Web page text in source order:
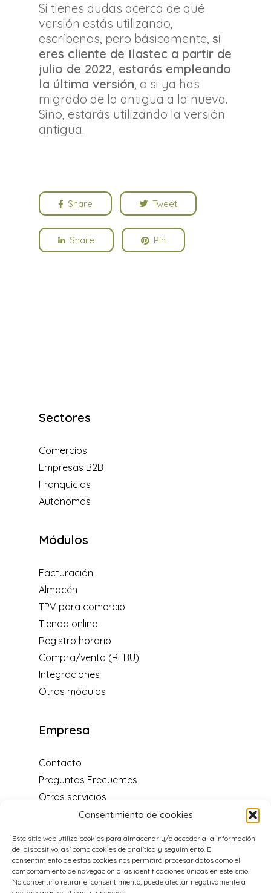
Consentimiento de cookies
Este sitio web utiliza cookies para almacenar y/o acceder a la información
del dispositivo, así como cookies de analítica y seguimiento. El
consentimiento de estas cookies nos permitirá procesar datos como el
comportamiento de navegación o las identificaciones únicas en este sitio.
No consentir o retirar el consentimiento, puede afectar negativamente a
Si tienes dudas acerca de qué
versión estás utilizando,
escríbenos, pero básicamente, si
eres cliente de Ilastec a partir de
julio de 2022, estarás empleando
la última versión, o si ya has
migrado de la antigua a la nueva.
Sino, estarás utilizando la versión
antigua.
Share Tweet
Share Pin
Sectores
Comercios
Empresas B2B
Franquicias
Autónomos
Módulos
Facturación
Almacén
TPV para comercio
Tienda online
Registro horario
Compra/venta (REBU)
Integraciones
Otros módulos
Empresa
Contacto
Preguntas Frecuentes
Otros servicios
Distribuidores y programa de
recomendación
Acerca de nosotros